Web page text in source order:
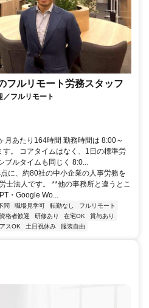
フルリモート労務スタッフ
フルリモート
月あたり164時間 勤務時間は 8:00～
。 コアタイムはなく、1日の標準労
ブルタイムも同じく 8:0...
に、約80社の中小企業の人事労務を
士法人です。 **他の事務所と違うとこ
・Google Wo...
問 職場見学可 転勤なし
フルリモート
格者歓迎 研修あり 在宅OK
賞与あり
スOK 土日祝休み 服装自由